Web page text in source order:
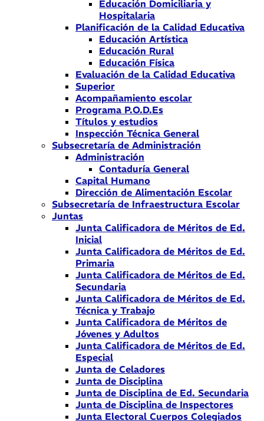
Educación Domiciliaria y
Hospitalaria
Planificación de la Calidad Educativa
Educación Artística
Educación Rural
Educación Física
Evaluación de la Calidad Educativa
Superior
Acompañamiento escolar
Programa P.O.D.Es
Títulos y estudios
Inspección Técnica General
Subsecretaría de Administración
Administración
Contaduría General
Capital Humano
Dirección de Alimentación Escolar
Subsecretaría de Infraestructura Escolar
Juntas
Junta Calificadora de Méritos de Ed.
Inicial
Junta Calificadora de Méritos de Ed.
Primaria
Junta Calificadora de Méritos de Ed.
Secundaria
Junta Calificadora de Méritos de Ed.
Técnica y Trabajo
Junta Calificadora de Méritos de
Jóvenes y Adultos
Junta Calificadora de Méritos de Ed.
Especial
Junta de Celadores
Junta de Disciplina
Junta de Disciplina de Ed. Secundaria
Junta de Disciplina de Inspectores
Junta Electoral Cuerpos Colegiados